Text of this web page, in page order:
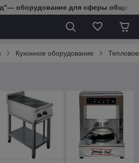
оборудование для сферы
Кухонное оборудование